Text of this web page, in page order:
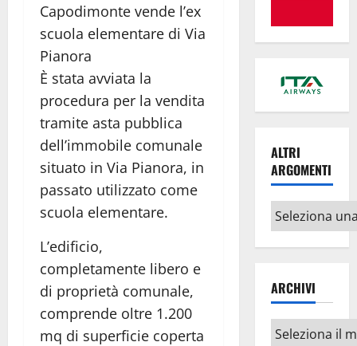
Capodimonte vende l’ex
scuola elementare di Via
Pianora
È stata avviata la
procedura per la vendita
tramite asta pubblica
dell’immobile comunale
situato in Via Pianora, in
passato utilizzato come
scuola elementare.
L’edificio,
completamente libero e
di proprietà comunale,
comprende oltre 1.200
mq di superficie coperta
ALTRI
ARGOMENTI
Altri
argomenti
ARCHIVI
Archivi